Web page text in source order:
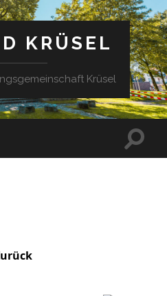
KRÜSEL
Krüsel